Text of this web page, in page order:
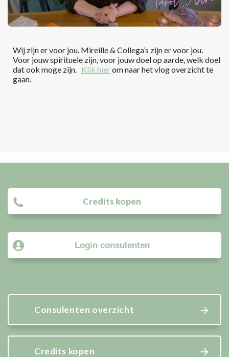
Wij zijn er voor jou. Mireille & Collega’s zijn er voor jou.
Voor jouw spirituele zijn, voor jouw doel op aarde, welk doel
dat ook moge zijn. Klik hierom naar het vlog overzicht te
gaan.
Credits kopen
Login consulenten
Consulenten overzicht
Credits kopen